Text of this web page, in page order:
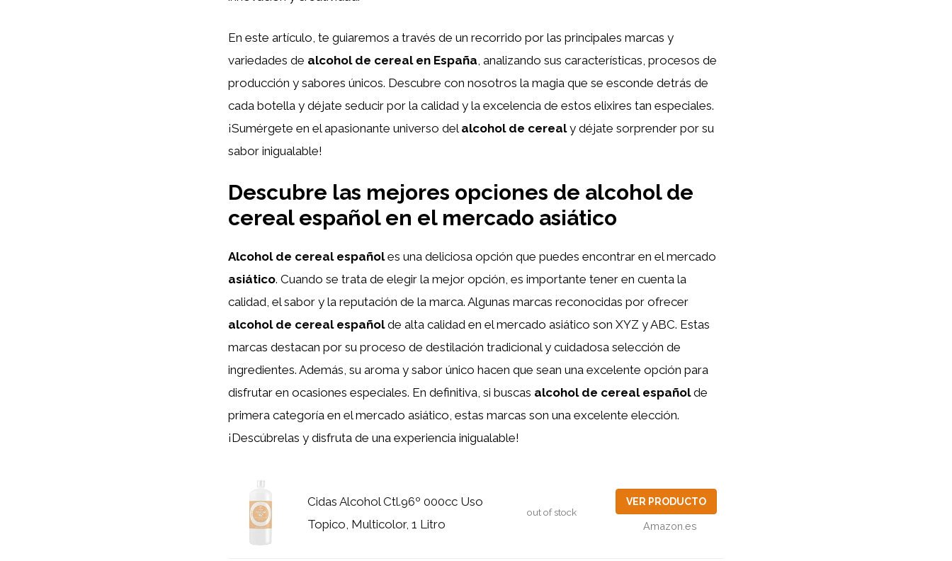
En este artículo, te guiaremos a través de un recorrido por las principales marcas y
variedades de alcohol de cereal en España , analizando sus características, procesos de
producción y sabores únicos. Descubre con nosotros la magia que se esconde detrás de
cada botella y déjate seducir por la calidad y la excelencia de estos elixires tan especiales.
¡Sumérgete en el apasionante universo del alcohol de cerealy déjate sorprender por su
sabor inigualable!
Descubre las mejores opciones de alcohol de
cereal español en el mercado asiático
Alcohol de cereal españoles una deliciosa opción que puedes encontrar en el mercado
asiático. Cuando se trata de elegir la mejor opción, es importante tener en cuenta la
calidad, el sabor y la reputación de la marca. Algunas marcas reconocidas por ofrecer
alcohol de cereal españolde alta calidad en el mercado asiático son XYZ y ABC. Estas
marcas destacan por su proceso de destilación tradicional y cuidadosa selección de
ingredientes. Además, su aroma y sabor único hacen que sean una excelente opción para
disfrutar en ocasiones especiales. En definitiva, si buscas alcohol de cereal españolde
primera categoría en el mercado asiático, estas marcas son una excelente elección.
¡Descúbrelas y disfruta de una experiencia inigualable!
Cidas Alcohol Ctl.96º 000cc Uso
Topico, Multicolor, 1 Litro
out of stock
VER PRODUCTO
Amazon.es